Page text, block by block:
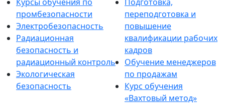
промбезопасности
Электробезопасность
Радиационная
безопасность и
радиационный контроль
Экологическая
безопасность
переподготовка и
повышение
квалификации рабочих
кадров
Обучение менеджеров
по продажам
Курс обучения
«Вахтовый метод»